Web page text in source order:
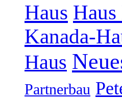
Haus
Kanada-
Haus
Partnerbau